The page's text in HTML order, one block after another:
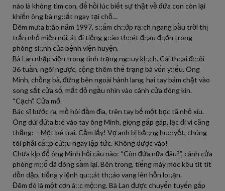
nào là không tìm con, để hồi lúc biết sự thật về đứa con còn lại
khiến ông bà ng::ất ngay tại chỗ…
Đêm mư:a b:ão năm 1997, s:;ấm ch:;ớp rạ:ch ngang bầu trời thị
trấn nhỏ miền núi, át đi tiếng g::ào th::ét đ:;au đ:;ớn trong
phòng si:;nh của bệnh viện huyện.
Bà Lan nhập viện trong tình trạng ng::uy kị:;ch. Cái th:;ai đ:;;ôi
36 tuần, ngôi ngược, cộng thêm thể trạng bà vốn y:;ếu. Ông
Minh, chồng bà, đứng bên ngoài hành lang, hai tay bám chặt vào
song sắt cửa sổ, mắt đỏ ngầu nhìn vào cánh cửa đóng kín.
“Cạch”. Cửa mở.
Bác sĩ bước ra, mồ hôi đầm đìa, trên tay bế một bọc tã nhỏ xíu.
Ông dúi đứ:a b:é vào tay ông Minh, giọng gấp gáp, lạc đi vì căng
thẳng: – Một bé trai. Cầm lấy! Vợ anh bị bă:;ng hu:;;yết, chúng
tôi phải cấ:;p cứ:;u ngay lập tức. Không được vào!
Chưa kịp để ông Minh hỏi câu nào: “Còn đứa nữa đâu?”, cánh cửa
phòng m:;ổ đã đóng sầm lại. Bên trong, tiếng máy móc kêu tít tít
dồn dập, tiếng y lệnh qu:;;át th;;áo vang lên hỗn lo:;ạn.
Đêm đó là một cơn á::c mộ::ng. Bà Lan được chuyển tuyến gấp